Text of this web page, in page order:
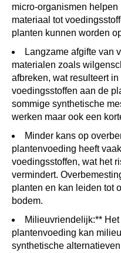
micro-organismen
materiaal tot
planten kunnen worden
Langzame afgifte van
materialen zoals
afbreken, wat resulteert
voedingsstoffen aan de
sommige synthetische
werken maar ook een
Minder kans op
plantenvoeding heeft
voedingsstoffen, wat het
vermindert.
planten en kan leiden tot
bodem.
Milieuvriendelijk:**
plantenvoeding kan
synthetische